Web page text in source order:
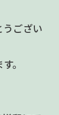
ござい
。